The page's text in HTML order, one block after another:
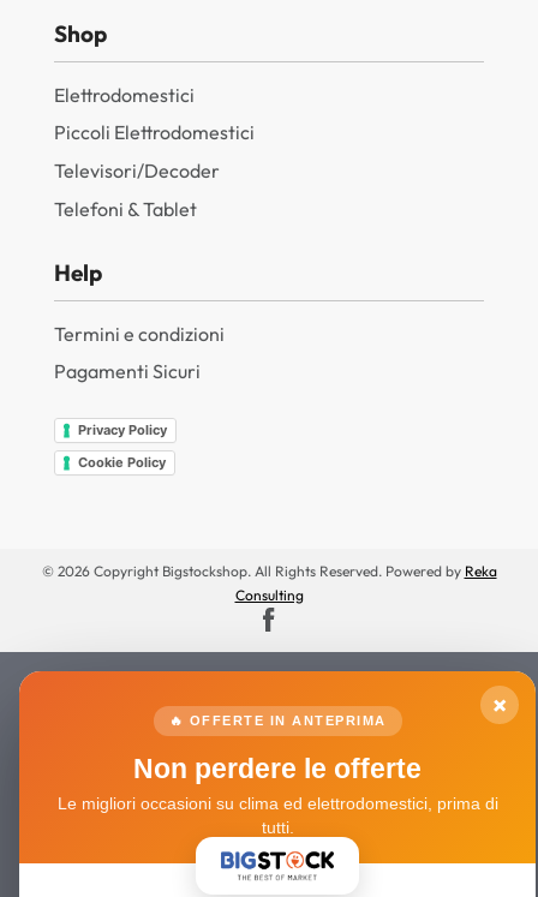
Shop
Elettrodomestici
Piccoli Elettrodomestici
Televisori/Decoder
Telefoni & Tablet
Help
Termini e condizioni
Pagamenti Sicuri
Privacy Policy
Cookie Policy
© 2026 Copyright Bigstockshop. All Rights Reserved. Powered by Reka
Consulting
×
🔥 OFFERTE IN ANTEPRIMA
Non perdere le offerte
Le migliori occasioni su clima ed elettrodomestici, prima di
tutti.